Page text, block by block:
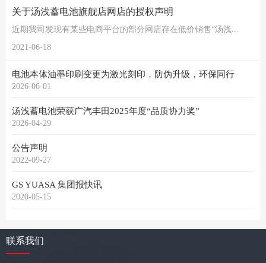
关于汤浅蓄电池旗舰店网店的授权声明
近期我司发现有某些电商平台的部分网店存在低价销售“汤浅...
2021-06-18
电池本体油墨印刷变更为激光刻印，防伪升级，环保同行
2026-06-01
汤浅蓄电池荣获广汽丰田2025年度“品质协力奖”
2026-04-29
公告声明
2022-09-27
GS YUASA 集团报快讯
2020-05-15
联系我们